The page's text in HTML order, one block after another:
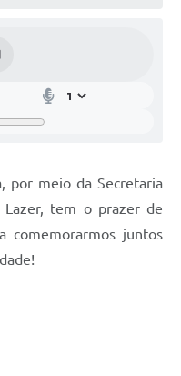
por meio da Secretaria
Lazer, tem o prazer de
comemorarmos juntos